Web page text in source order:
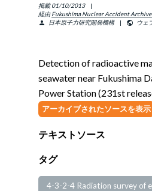
info_outline リソ
ENGLISH
掲載 01/10/2013
経由 Fukushima Nuclear Accident
person
日本原子力研究開発機構 public ウェ
Detection of radioactive
seawater near Fukushima
Power Station (231st
アーカイブされたソースを表示
テキストソース
タグ
4-3-2-4 Radiation survey of